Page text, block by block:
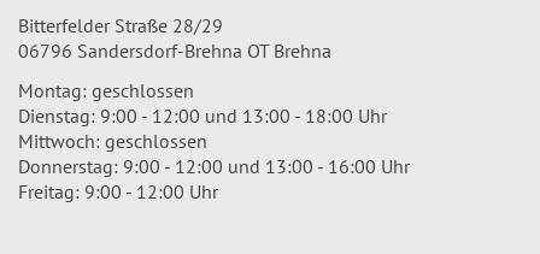
Bitterfelder Straße 28/29
06796 Sandersdorf-Brehna OT Brehna
Montag: geschlossen
Dienstag: 9:00 - 12:00 und 13:00 - 18:00 Uhr
Mittwoch: geschlossen
Donnerstag: 9:00 - 12:00 und 13:00 - 16:00 Uhr
Freitag: 9:00 - 12:00 Uhr